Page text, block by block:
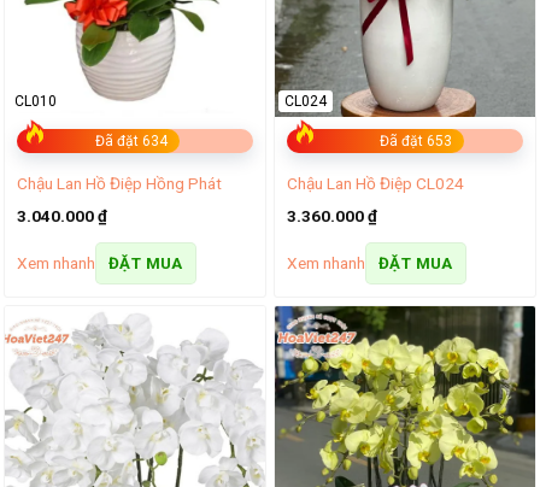
Đã đặt 634
CL010
Chậu Lan Hồ Điệp Hồng Phát
3.040.000₫
Xem nhanh ĐẶT MUA
Đã đặt 653
CL024
Chậu Lan Hồ Điệp CL024
3.360.000₫
Xem nhanh ĐẶT MUA